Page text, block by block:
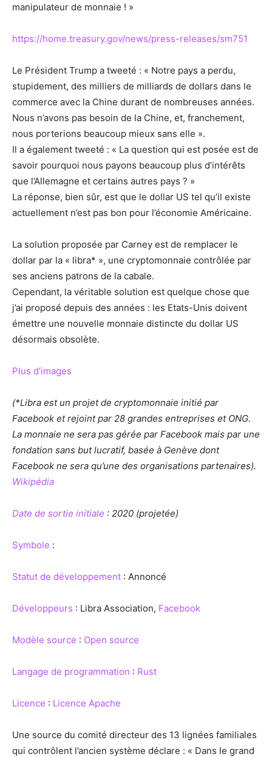
manipulateur de monnaie ! »
https://home.treasury.gov/news/press-releases/sm751
Le Président Trump a tweeté : « Notre pays a perdu,
stupidement, des milliers de milliards de dollars dans le
commerce avec la Chine durant de nombreuses années.
Nous n’avons pas besoin de la Chine, et, franchement,
nous porterions beaucoup mieux sans elle ».
Il a également tweeté : « La question qui est posée est de
savoir pourquoi nous payons beaucoup plus d’intérêts
que l’Allemagne et certains autres pays ? »
La réponse, bien sûr, est que le dollar US tel qu’il existe
actuellement n’est pas bon pour l’économie Américaine.
La solution proposée par Carney est de remplacer le
dollar par la « libra* », une cryptomonnaie contrôlée par
ses anciens patrons de la cabale.
Cependant, la véritable solution est quelque chose que
j’ai proposé depuis des années : les Etats-Unis doivent
émettre une nouvelle monnaie distincte du dollar US
désormais obsolète.
Plus d’images
(*Libra est un projet de cryptomonnaie initié par
Facebook et rejoint par 28 grandes entreprises et ONG.
La monnaie ne sera pas gérée par Facebook mais par une
fondation sans but lucratif, basée à Genève dont
Facebook ne sera qu’une des organisations partenaires).
Wikipédia
Date de sortie initiale : 2020 (projetée)
Symbole :
Statut de développement : Annoncé
Développeurs : Libra Association, Facebook
Modèle source : Open source
Langage de programmation : Rust
Licence : Licence Apache
Une source du comité directeur des 13 lignées familiales
qui contrôlent l’ancien système déclare : « Dans le grand